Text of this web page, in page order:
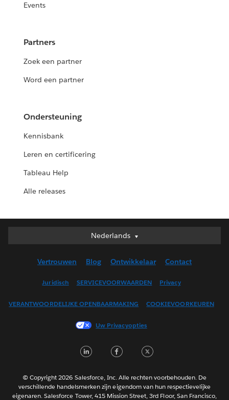
Events
Partners
Zoek een partner
Word een partner
Ondersteuning
Kennisbank
Leren en certificering
Tableau Help
Alle releases
Nederlands
Nederlands
English (UK)
Français (Canada)
Français (France)
日本語
Português
Svenska
Vertrouwen Blog Ontwikkelaar Contact
Juridisch SERVICEVOORWAARDEN Privacy
VERANTWOORDELIJKE OPENBAARMAKING COOKIEVOORKEUREN
Uw Privacyopties
LinkedInFacebook
© Copyright 2026 Salesforce, Inc. Alle rechten voorbehouden. De
verschillende handelsmerken zijn eigendom van hun respectievelijke
eigenaren. Salesforce Tower, 415 Mission Street, 3rd Floor, San Francisco,